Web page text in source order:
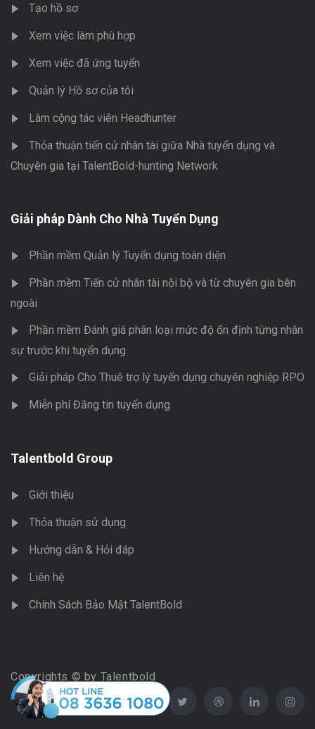
Tạo hồ sơ
Xem việc làm phù hợp
Xem việc đã ứng tuyển
Quản lý Hồ sơ của tôi
Làm cộng tác viên Headhunter
Thỏa thuận tiến cử nhân tài giữa Nhà tuyển dụng và
Chuyên gia tại TalentBold-hunting Network
Giải pháp Dành Cho Nhà Tuyển Dụng
Phần mềm Quản lý Tuyển dụng toàn diện
Phần mềm Tiến cử nhân tài nội bộ và từ chuyên gia bên
ngoài
Phần mềm Đánh giá phân loại mức độ ổn định từng nhân
sự trước khi tuyển dụng
Giải pháp Cho Thuê trợ lý tuyển dụng chuyên nghiệp RPO
Miễn phí Đăng tin tuyển dụng
Talentbold Group
Giới thiệu
Thỏa thuận sử dụng
Hướng dẫn & Hỏi đáp
Liên hệ
Chính Sách Bảo Mật TalentBold
Copyrights © by Talentbold